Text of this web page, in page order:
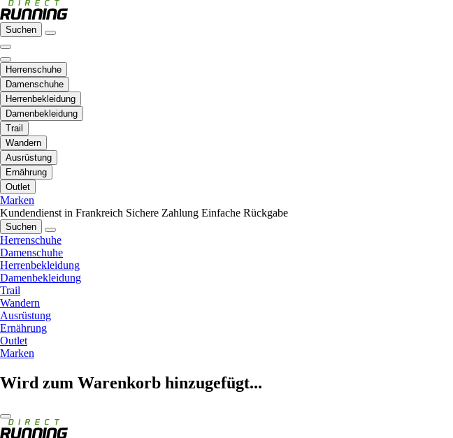
Suchen
Herrenschuhe
Damenschuhe
Herrenbekleidung
Damenbekleidung
Trail
Wandern
Ausrüstung
Ernährung
Outlet
Marken
Kundendienst in Frankreich Sichere Zahlung Einfache Rückgabe
Suchen
Herrenschuhe
Damenschuhe
Herrenbekleidung
Damenbekleidung
Trail
Wandern
Ausrüstung
Ernährung
Outlet
Marken
Wird zum Warenkorb hinzugefügt...